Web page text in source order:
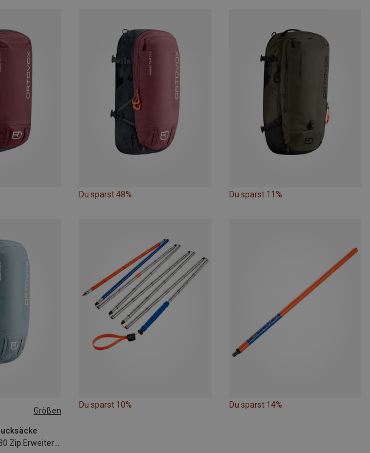
Du sparst 48% Du sparst 11%
Größen
Avabag Litric Tour 30 Zip Erweiterung
Du sparst 10% Du sparst 14%